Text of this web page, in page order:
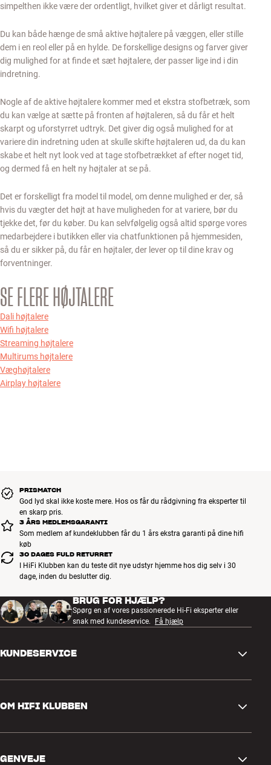
simpelthen ikke være der ordentligt, hvilket giver et dårligt resultat.
Du kan både hænge de små aktive højtalere på væggen, eller stille
dem i en reol eller på en hylde. De forskellige designs og farver giver
dig mulighed for at finde et sæt højtalere, der passer lige ind i din
indretning.
Nogle af de aktive højtalere kommer med et ekstra stofbetræk, som
du kan vælge at sætte på fronten af højtaleren, så du får et helt
skarpt og uforstyrret udtryk. Det giver dig også mulighed for at
variere din indretning uden at skulle skifte højtaleren ud, da du kan
skabe et helt nyt look ved at tage stofbetrækket af efter noget tid,
og dermed få en helt ny højtaler at se på.
Det er forskelligt fra model til model, om denne mulighed er der, så
hvis du vægter det højt at have muligheden for at variere, bør du
tjekke det, før du køber. Du kan selvfølgelig også altid spørge vores
medarbejdere i butikken eller via chatfunktionen på hjemmesiden,
så du er sikker på, du får en højtaler, der lever op til dine krav og
forventninger.
SE FLERE HØJTALERE
Dali højtalere
Wifi højtalere
Streaming højtalere
Multirums højtalere
Væghøjtalere
Airplay højtalere
PRISMATCH
God lyd skal ikke koste mere. Hos os får du rådgivning fra eksperter til
en skarp pris.
3 ÅRS MEDLEMSGARANTI
Som medlem af kundeklubben får du 1 års ekstra garanti på dine hifi
køb
30 DAGES FULD RETURRET
I HiFi Klubben kan du teste dit nye udstyr hjemme hos dig selv i 30
dage, inden du beslutter dig.
BRUG FOR HJÆLP?
Spørg en af vores passionerede Hi-Fi eksperter eller
snak med kundeservice.
Få hjælp
KUNDESERVICE
Retur og reklamation
Fortryd ordre
OM HIFI KLUBBEN
GENVEJE